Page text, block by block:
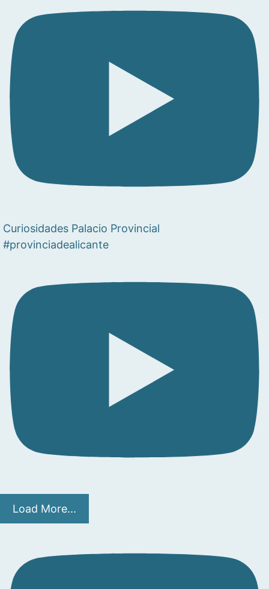
Curiosidades Palacio Provincial
#provinciadealicante
Load More...